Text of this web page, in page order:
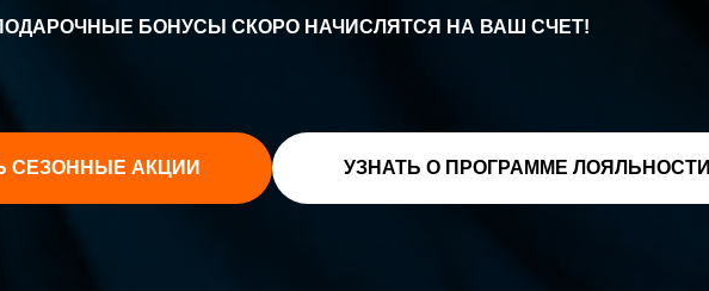
БОНУСЫ СКОРО НАЧИСЛЯТСЯ НА ВАШ СЧЕТ!
СЕЗОННЫЕ АКЦИИ УЗНАТЬ О ПРОГРАММЕ ЛОЯЛЬНОСТИ